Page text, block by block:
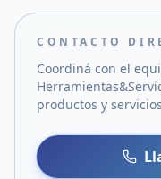
CONTACTO
Coordiná con el
productos y